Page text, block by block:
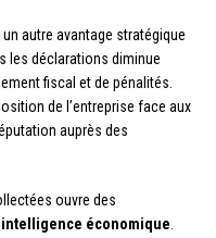
autre avantage stratégique
les déclarations diminue
fiscal et de pénalités.
de l’entreprise face aux
auprès des
ouvre des
intelligence économique.